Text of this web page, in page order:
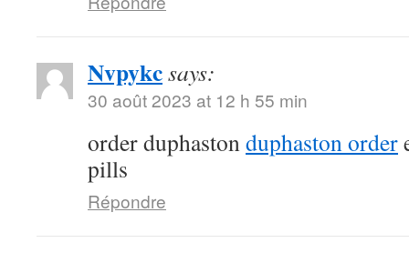
Nvpykcsays:
30 août 2023 at 12 h 55 min
order duphastonduphaston order
pills
Répondre